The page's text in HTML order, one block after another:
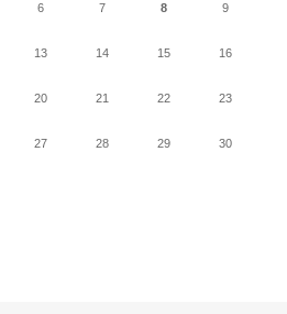
6 7 8 9
13 14 15 16
20 21 22 23
27 28 29 30